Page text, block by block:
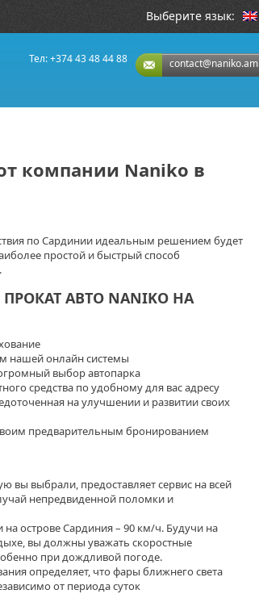
Выберите язык:
contact@naniko.am
Тел: +374 43 48 44 88
компании Naniko в
по Сардинии идеальным решением будет
простой и быстрый способ
АВТО NANIKOНА
нашей онлайн системы
выбор автопарка
средства по удобному для вас адресу
на улучшении и развитии своих
предварительным бронированием
вы выбрали, предоставляет сервис на всей
непредвиденной поломки и
острове Сардиния – 90 км/ч. Будучи на
вы должны уважать скоростные
при дождливой погоде.
определяет, что фары ближнего света
от периода суток